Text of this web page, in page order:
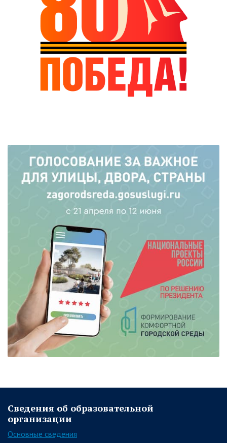
Сведения об образовательной
организации
Основные сведения